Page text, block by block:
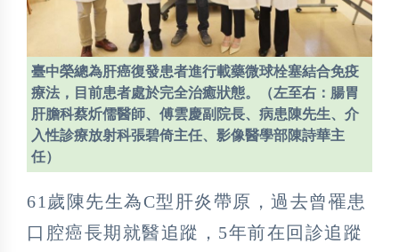
臺中榮總為肝癌復發患者進行載藥微球栓塞結合免疫
療法，目前患者處於完全治癒狀態。（左至右：腸胃
肝膽科蔡炘儒醫師、傅雲慶副院長、病患陳先生、介
入性診療放射科張碧倚主任、影像醫學部陳詩華主
任）
61歲陳先生為C型肝炎帶原，過去曾罹患
口腔癌長期就醫追蹤，5年前在回診追蹤